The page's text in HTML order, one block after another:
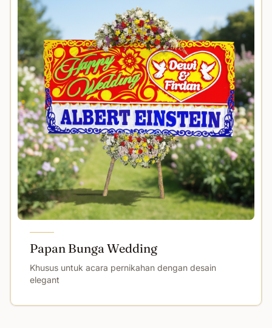
Papan Bunga Wedding
Khusus untuk acara pernikahan dengan desain
elegant